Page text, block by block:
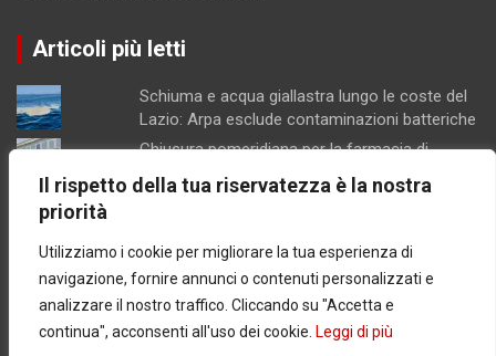
Il rispetto della tua riservatezza è la nostra
priorità
Utilizziamo i cookie per migliorare la tua esperienza di
navigazione, fornire annunci o contenuti personalizzati e
analizzare il nostro traffico. Cliccando su "Accetta e
continua", acconsenti all'uso dei cookie. Leggi di più
Articoli più letti
Schiuma e acqua giallastra lungo le coste del
Lazio: Arpa esclude contaminazioni batteriche
Chiusura pomeridiana per la farmacia di
Formia, "manca il personale"
proprietari e progettista
Latina / Piano del fabbisogno del personale,
ok dalla Giunta: in arrivo 30 nuove assunzioni e
17 progressioni verticali